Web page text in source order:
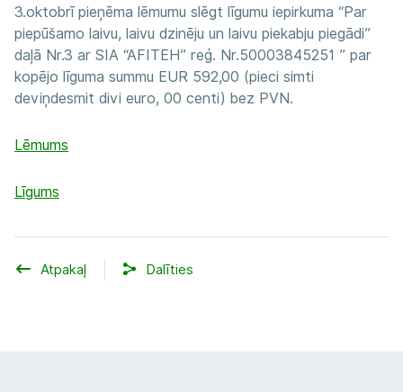
3.oktobrī pieņēma lēmumu slēgt līgumu iepirkuma “Par
piepūšamo laivu, laivu dzinēju un laivu piekabju piegādi”
daļā Nr.3 ar SIA “AFITEH” reģ. Nr.50003845251 ” par
kopējo līguma summu EUR 592,00 (pieci simti
deviņdesmit divi euro, 00 centi) bez PVN.
Lēmums
Līgums
Atpakaļ Dalīties